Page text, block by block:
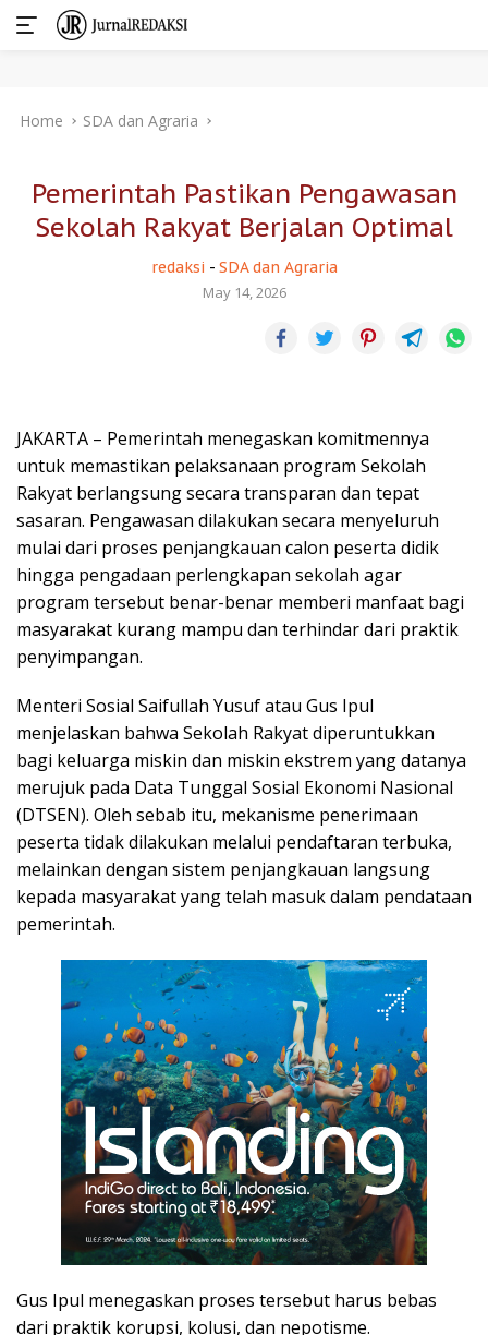
Home SDA dan Agraria
Pemerintah Pastikan Pengawasan
Sekolah Rakyat Berjalan Optimal
redaksi - SDA dan Agraria
May 14, 2026
JAKARTA – Pemerintah menegaskan komitmennya
untuk memastikan pelaksanaan program Sekolah
Rakyat berlangsung secara transparan dan tepat
sasaran. Pengawasan dilakukan secara menyeluruh
mulai dari proses penjangkauan calon peserta didik
hingga pengadaan perlengkapan sekolah agar
program tersebut benar-benar memberi manfaat bagi
masyarakat kurang mampu dan terhindar dari praktik
penyimpangan.
Menteri Sosial Saifullah Yusuf atau Gus Ipul
menjelaskan bahwa Sekolah Rakyat diperuntukkan
bagi keluarga miskin dan miskin ekstrem yang datanya
merujuk pada Data Tunggal Sosial Ekonomi Nasional
(DTSEN). Oleh sebab itu, mekanisme penerimaan
peserta tidak dilakukan melalui pendaftaran terbuka,
melainkan dengan sistem penjangkauan langsung
kepada masyarakat yang telah masuk dalam pendataan
pemerintah.
Gus Ipul menegaskan proses tersebut harus bebas
dari praktik korupsi, kolusi, dan nepotisme.